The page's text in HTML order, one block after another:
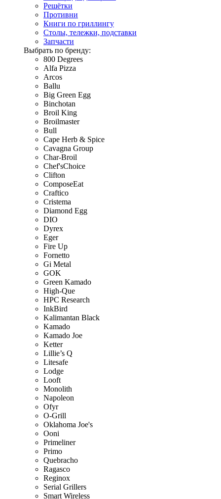
Решётки
Противни
Книги по гриллингу
Столы, тележки, подставки
Запчасти
Выбрать по бренду:
800 Degrees
Alfa Pizza
Arcos
Ballu
Big Green Egg
Binchotan
Broil King
Broilmaster
Bull
Cape Herb & Spice
Cavagna Group
Char-Broil
Chef'sChoice
Clifton
ComposeEat
Craftico
Cristema
Diamond Egg
DIO
Dyrex
Eger
Fire Up
Fornetto
Gi Metal
GOK
Green Kamado
High-Que
HPC Research
InkBird
Kalimantan Black
Kamado
Kamado Joe
Ketter
Lillie’s Q
Litesafe
Lodge
Looft
Monolith
Napoleon
Ofyr
O-Grill
Oklahoma Joe's
Ooni
Primeliner
Primo
Quebracho
Ragasco
Reginox
Serial Grillers
Smart Wireless